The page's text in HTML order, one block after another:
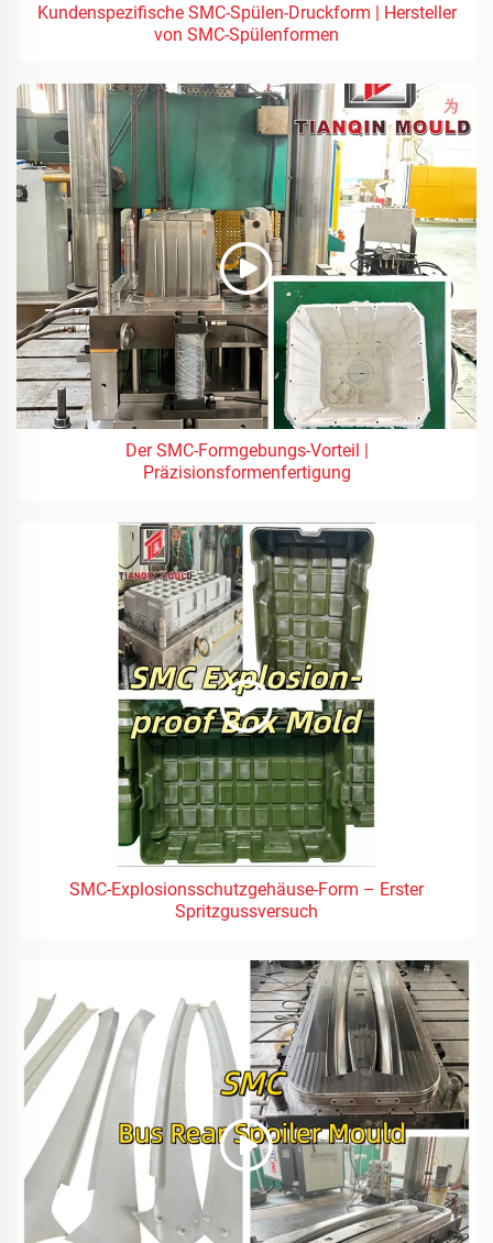
Kundenspezifische SMC-Spülen-Druckform | Hersteller
von SMC-Spülenformen
Der SMC-Formgebungs-Vorteil |
Präzisionsformenfertigung
SMC-Explosionsschutzgehäuse-Form – Erster
Spritzgussversuch